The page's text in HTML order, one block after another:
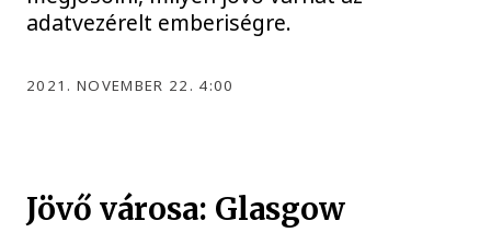
adatvezérelt emberiségre.
2021. NOVEMBER 22. 4:00
Jövő városa: Glasgow